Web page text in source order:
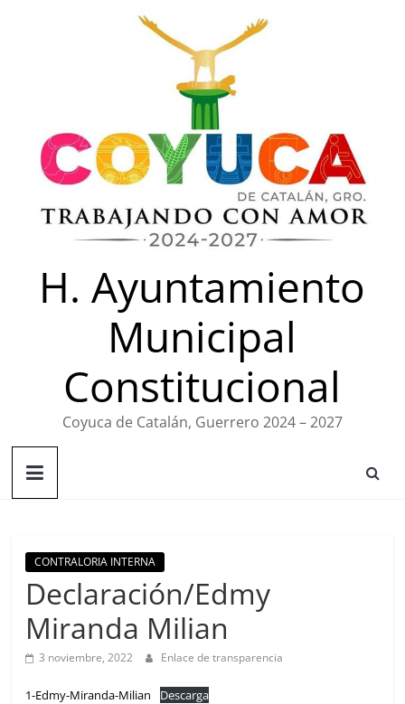
H. Ayuntamiento
Municipal
Constitucional
Coyuca de Catalán, Guerrero 2024 – 2027
CONTRALORIA INTERNA
Declaración/Edmy
Miranda Milian
3 noviembre, 2022 Enlace de transparencia
1-Edmy-Miranda-Milian Descarga